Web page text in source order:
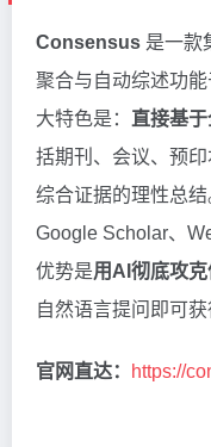
Consensus 是一款
聚合与自动综述功
大特色是： 直接基
括期刊、会议、预
综合证据的理性总
Google Scholar、
优势是用AI彻底攻
自然语言提问即可
官网直达： https://